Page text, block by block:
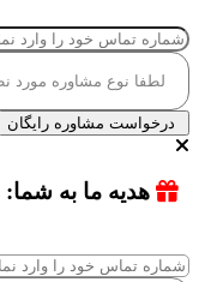
درخواست مشاوره رایگان
هدیه ما به شما: